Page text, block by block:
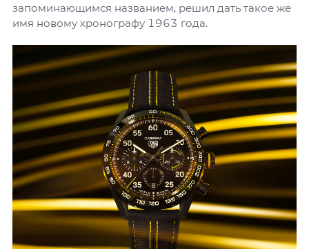
запоминающимся названием, решил дать такое же
имя новому хронографу 1963 года.